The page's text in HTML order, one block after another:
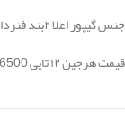
جنس گیپور اعلا ۲بند فنردار
قیمت هرجین ۱۲ تایی 6500تومان با یک سال ضمانت بالاترین کیفیت